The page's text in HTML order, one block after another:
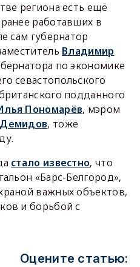
региона есть ещё
работавших в
сам губернатор
Владимир
по экономике
севастопольского
подданного
Пономарёв, мэром
, тоже
стало известно, что
«Барс-Белгород»,
важных объектов,
и борьбой с
Оцените статью: